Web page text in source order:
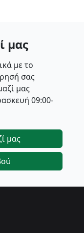
μας
με το
σας
μας
09:00-
μας